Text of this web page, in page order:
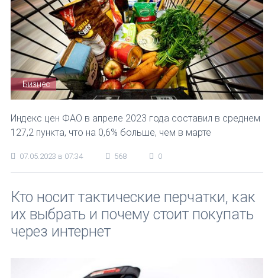
Бизнес
Индекс цен ФАО в апреле 2023 года составил в среднем
127,2 пункта, что на 0,6% больше, чем в марте
07.05.2023 в 07:34 568 0
Кто носит тактические перчатки, как
их выбрать и почему стоит покупать
через интернет